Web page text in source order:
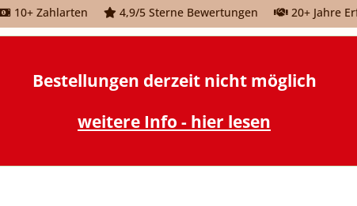
10+ Zahlarten 4,9/5 Sterne Bewertungen 20+ Jahre
Bestellungen derzeit nicht möglich
weitere Info - hier lesen